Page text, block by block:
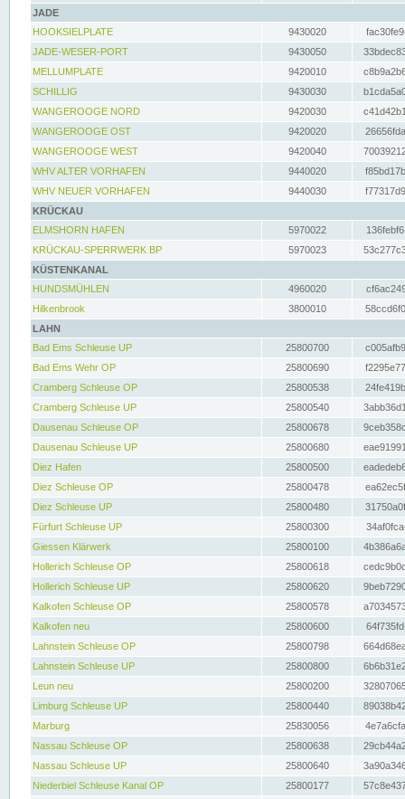
JADE
HOOKSIELPLATE
9430020
JADE-WESER-PORT
9430050
MELLUMPLATE
9420010
SCHILLIG
9430030
WANGEROOGE NORD
9420030
WANGEROOGE OST
9420020
WANGEROOGE WEST
9420040
WHV ALTER VORHAFEN
9440020
WHV NEUER VORHAFEN
9440030
KRÜCKAU
ELMSHORN HAFEN
5970022
KRÜCKAU-SPERRWERK BP
5970023
KÜSTENKANAL
HUNDSMÜHLEN
4960020
Hilkenbrook
3800010
LAHN
Bad Ems Schleuse UP
25800700
Bad Ems Wehr OP
25800690
Cramberg Schleuse OP
25800538
Cramberg Schleuse UP
25800540
Dausenau Schleuse OP
25800678
Dausenau Schleuse UP
25800680
Diez Hafen
25800500
Diez Schleuse OP
25800478
Diez Schleuse UP
25800480
Fürfurt Schleuse UP
25800300
Giessen Klärwerk
25800100
Hollerich Schleuse OP
25800618
Hollerich Schleuse UP
25800620
Kalkofen Schleuse OP
25800578
Kalkofen neu
25800600
Lahnstein Schleuse OP
25800798
Lahnstein Schleuse UP
25800800
Leun neu
25800200
Limburg Schleuse UP
25800440
Marburg
25830056
Nassau Schleuse OP
25800638
Nassau Schleuse UP
25800640
Niederbiel Schleuse Kanal OP
25800177